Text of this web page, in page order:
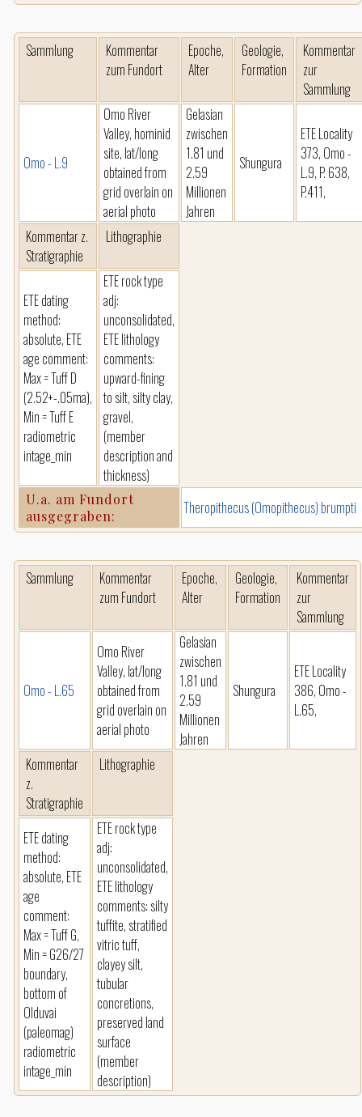
Sammlung
Kommentar
zum Fundort
Epoche,
Alter
Geologie,
Formation
Kommentar
zur
Sammlung
Omo - L.9
Omo River
Valley, hominid
site, lat/long
obtained from
grid overlain on
aerial photo
Gelasian
zwischen
1.81 und
2.59
Millionen
Jahren
Shungura
ETE Locality
373, Omo -
L.9, P. 638,
P.411,
Kommentar z.
Stratigraphie
Lithographie
ETE dating
method:
absolute, ETE
age comment:
Max = Tuff D
(2.52+-.05ma),
Min = Tuff E
radiometric
intage_min
ETE rock type
adj:
unconsolidated,
ETE lithology
comments:
upward-fining
to silt, silty clay,
gravel,
(member
description and
thickness)
U.a. am Fundort
ausgegraben:
Theropithecus (Omopithecus) brumpti
Sammlung
Kommentar
zum Fundort
Epoche,
Alter
Geologie,
Formation
Kommentar
zur
Sammlung
Omo - L.65
Omo River
Valley, lat/long
obtained from
grid overlain on
aerial photo
Gelasian
zwischen
1.81 und
2.59
Millionen
Jahren
Shungura
ETE Locality
386, Omo -
L.65,
Kommentar
z.
Stratigraphie
Lithographie
ETE dating
method:
absolute, ETE
age
comment:
Max = Tuff G,
Min = G26/27
boundary,
bottom of
Olduvai
(paleomag)
radiometric
intage_min
ETE rock type
adj:
unconsolidated,
ETE lithology
comments: silty
tuffite, stratified
vitric tuff,
clayey silt,
tubular
concretions,
preserved land
surface
(member
description)